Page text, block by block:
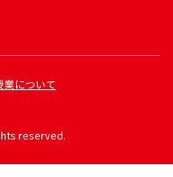
について
reserved.